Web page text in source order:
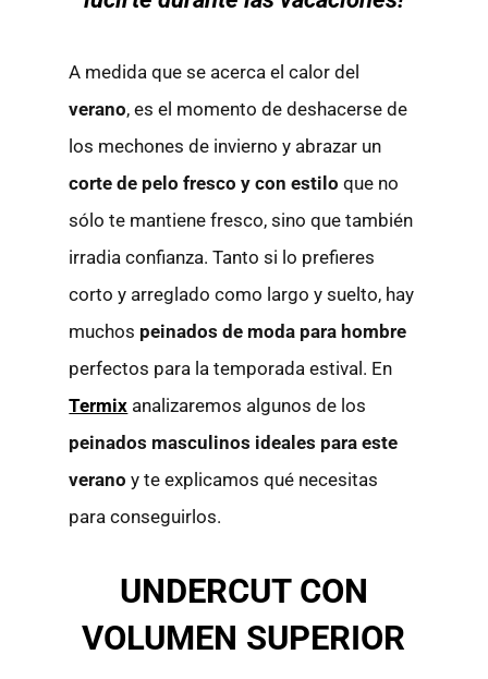
A medida que se acerca el calor del
verano, es el momento de deshacerse de
los mechones de invierno y abrazar un
corte de pelo fresco y con estilo que no
sólo te mantiene fresco, sino que también
irradia confianza. Tanto si lo prefieres
corto y arreglado como largo y suelto, hay
muchos peinados de moda para hombre
perfectos para la temporada estival. En
Termix analizaremos algunos de los
peinados masculinos ideales para este
verano y te explicamos qué necesitas
para conseguirlos.
UNDERCUT CON
VOLUMEN SUPERIOR